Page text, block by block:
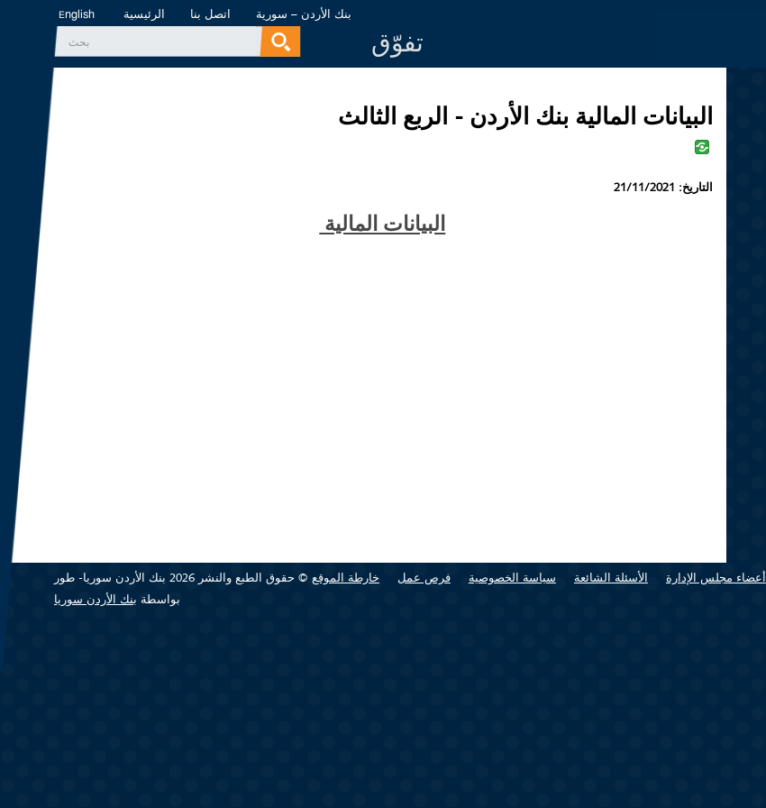
English الرئيسية اتصل بنا بنك الأردن – سورية
استمارة البحث
‏بحث ‏ تفوّق
البيانات المالية بنك الأردن - الربع الثالث
التاريخ: 21/11/2021
البيانات المالية
خارطة الموقع فرص عمل سياسة الخصوصية الأسئلة الشائعة أعضاء مجلس الإدارة
© حقوق الطبع والنشر 2026 بنك الأردن سوريا- طور
بواسطة بنك الأردن سوريا